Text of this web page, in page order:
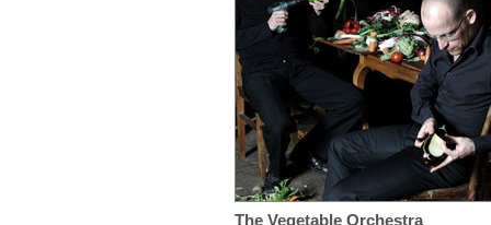
The Vegetable Orchestra